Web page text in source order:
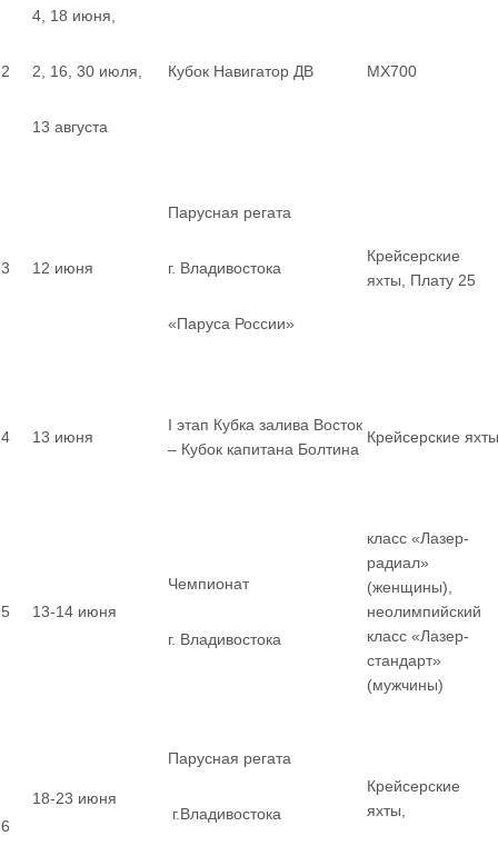
2
4, 18 июня,
2, 16, 30 июля,
13 августа
Кубок Навигатор ДВ MX700
3 12 июня
Парусная регата
г. Владивостока
«Паруса России»
Крейсерские
яхты, Плату 25
4 13 июня
I этап Кубка залива Восток
– Кубок капитана Болтина
Крейсерские яхты
5 13-14 июня
Чемпионат
г. Владивостока
класс «Лазер-
радиал»
(женщины),
неолимпийский
класс «Лазер-
стандарт»
(мужчины)
6
18-23 июня
Парусная регата
г.Владивостока
Крейсерские
яхты,